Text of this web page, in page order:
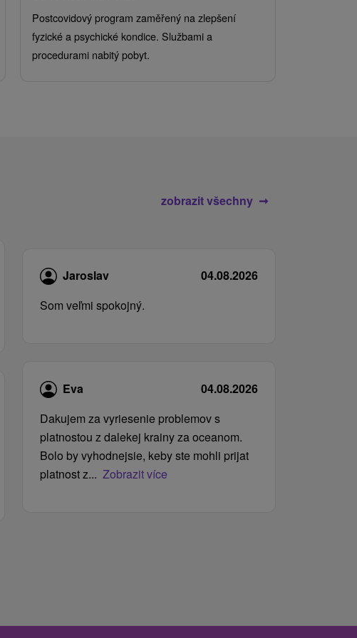
Postcovidový program zaměřený na zlepšení
fyzické a psychické kondice. Službami a
procedurami nabitý pobyt.
zobrazit všechny
Jaroslav
04.08.2026
Som veľmi spokojný.
Eva
04.08.2026
Dakujem za vyriesenie problemov s
platnostou z dalekej krainy za oceanom.
Bolo by vyhodnejsie, keby ste mohli prijat
platnost z... Zobrazit více